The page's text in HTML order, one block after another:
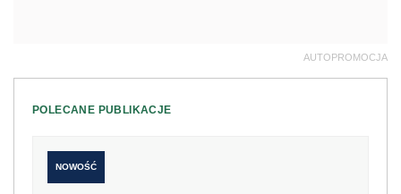
AUTOPROMOCJA
POLECANE PUBLIKACJE
NOWOŚĆ